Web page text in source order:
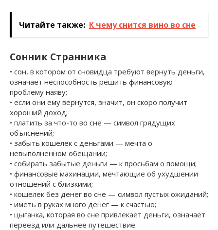
Читайте также: К чему снится вино во сне
Сонник Странника
• сон, в котором от сновидца требуют вернуть деньги,
означает неспособность решить финансовую
проблему наяву;
• если они ему вернутся, значит, он скоро получит
хороший доход;
• платить за что-то во сне — символ грядущих
объяснений;
• забыть кошелек с деньгами — мечта о
невыполненном обещании;
• собирать забытые деньги — к просьбам о помощи;
• финансовые махинации, мечтающие об ухудшении
отношений с близкими;
• кошелек без денег во сне — символ пустых ожиданий;
• иметь в руках много денег — к счастью;
• цыганка, которая во сне привлекает деньги, означает
переезд или дальнее путешествие.